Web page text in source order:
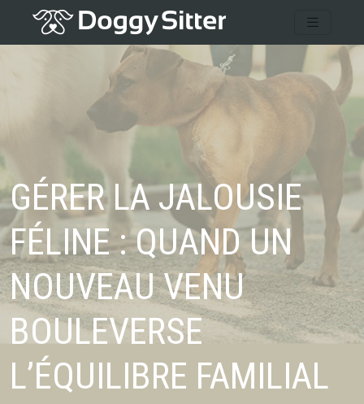
GÉRER LA JALOUSIE
FÉLINE : QUAND UN
NOUVEAU VENU
BOULEVERSE
L’ÉQUILIBRE FAMILIAL